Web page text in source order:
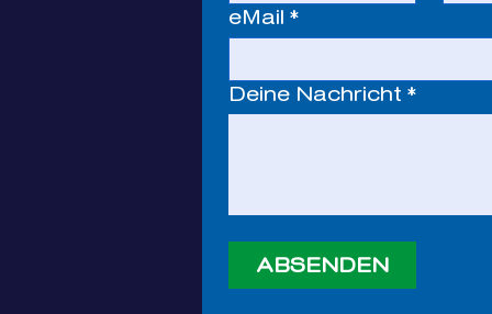
eMail *
Deine Nachricht *
ABSENDEN